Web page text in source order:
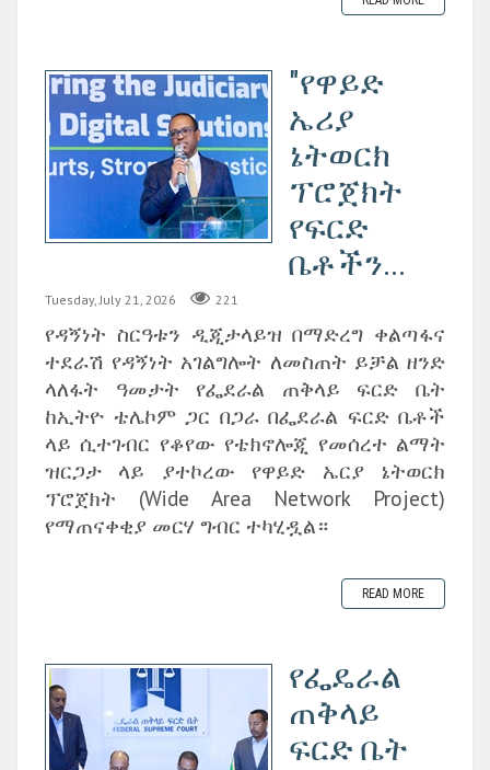
"የዋይድ
ኤሪያ
ኔትወርክ
ፕሮጀክት
የፍርድ
ቤቶችን...
Tuesday, July 21, 2026 221
የዳኝነት ስርዓቱን ዲጂታላይዝ በማድረግ ቀልጣፋና
ተደራሽ የዳኝነት አገልግሎት ለመስጠት ይቻል ዘንድ
ላለፋት ዓመታት የፌደራል ጠቅላይ ፍርድ ቤት
ከኢትዮ ቴሌኮም ጋር በጋራ በፌደራል ፍርድ ቤቶች
ላይ ሲተገብር የቆየው የቴክኖሎጂ የመሰረተ ልማት
ዝርጋታ ላይ ያተኮረው የዋይድ ኤርያ ኔትወርክ
ፕሮጀክት (Wide Area Network Project)
የማጠናቀቂያ መርሃ ግብር ተካሂዷል።
READ MORE
የፌዴራል
ጠቅላይ
ፍርድ ቤት